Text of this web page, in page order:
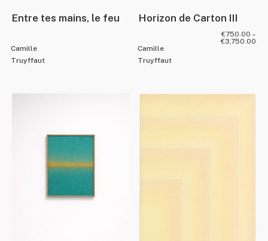
Entre tes mains, le feu
Camille
Truyffaut
Horizon de Carton III
Camille
Truyffaut
€750.00 –
€3,750.00